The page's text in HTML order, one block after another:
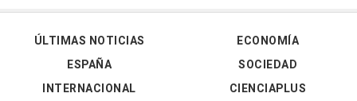
ÚLTIMAS NOTICIAS
ESPAÑA
INTERNACIONAL
ECONOMÍA
SOCIEDAD
CIENCIAPLUS